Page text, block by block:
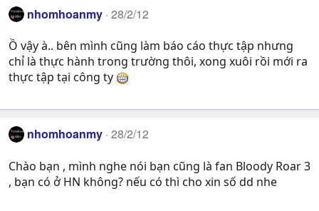
nhomhoanmy 28/2/12
Ồ vậy à.. bên mình cũng làm báo cáo thực tập nhưng
chỉ là thực hành trong trường thôi, xong xuôi rồi mới ra
thực tập tại công ty
nhomhoanmy 28/2/12
Chào bạn , mình nghe nói bạn cũng là fan Bloody Roar 3
, bạn có ở HN không? nếu có thì cho xin số dd nhe